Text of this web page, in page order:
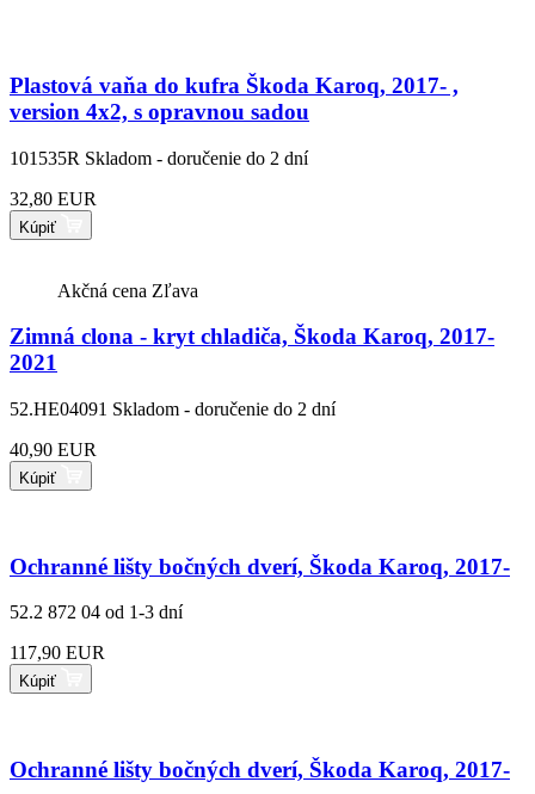
Plastová vaňa do kufra Škoda Karoq, 2017- ,
version 4x2, s opravnou sadou
101535R Skladom - doručenie do 2 dní
32,80 EUR
Kúpiť
Akčná cena Zľava
Zimná clona - kryt chladiča, Škoda Karoq, 2017-
2021
52.HE04091 Skladom - doručenie do 2 dní
40,90 EUR
Kúpiť
Ochranné lišty bočných dverí, Škoda Karoq, 2017-
52.2 872 04 od 1-3 dní
117,90 EUR
Kúpiť
Ochranné lišty bočných dverí, Škoda Karoq, 2017-